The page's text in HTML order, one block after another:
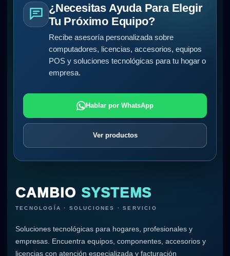
¿Necesitas Ayuda Para Elegir
Tu Próximo Equipo?
Recibe asesoría personalizada sobre
computadores, licencias, accesorios, equipos
POS y soluciones tecnológicas para tu hogar o
empresa.
Hablar por WhatsApp
Ver productos
CAMBIO SYSTEMS
TECNOLOGÍA · SOLUCIONES · SERVICIO
Soluciones tecnológicas para hogares, profesionales y
empresas. Encuentra equipos, componentes, accesorios y
licencias con atención especializada y facturación